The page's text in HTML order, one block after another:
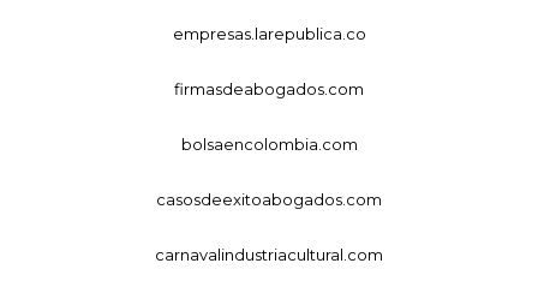
empresas.larepublica.co
firmasdeabogados.com
bolsaencolombia.com
casosdeexitoabogados.com
carnavalindustriacultural.com